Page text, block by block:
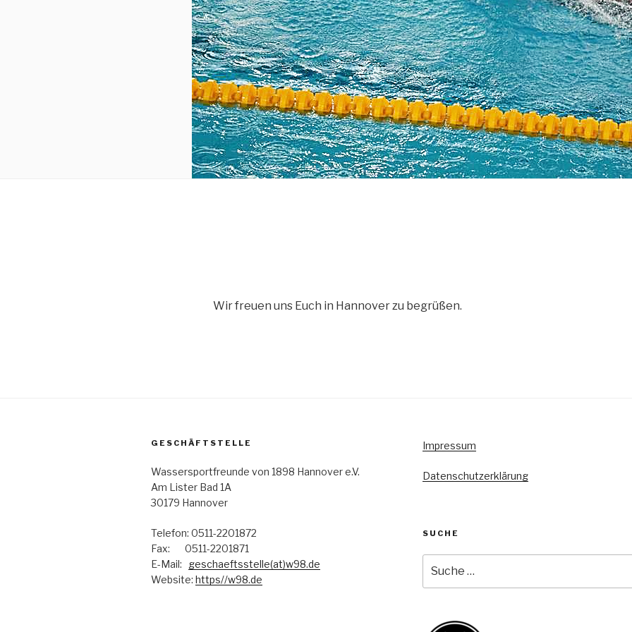
Wir freuen uns Euch in Hannover zu begrüßen.
GESCHÄFTSTELLE
Wassersportfreunde von 1898 Hannover e.V.
Am Lister Bad 1A
30179 Hannover
Telefon: 0511-2201872
Fax: 0511-2201871
E-Mail: geschaeftsstelle(at)w98.de
Website: https//w98.de
Impressum
Datenschutzerklärung
SUCHE
nach: